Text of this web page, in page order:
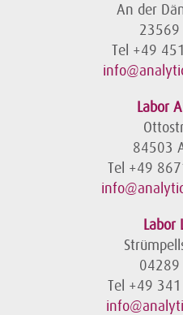
An der
23569
Tel +49
Labor
84503
Tel +49
Labor
04289
Tel +49